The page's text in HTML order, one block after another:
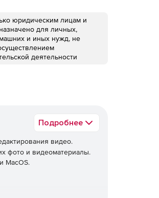
юридическим лицам и
для личных,
и иных нужд, не
деятельности
Подробнее
видео.
фото и видеоматериалы.
MacOS.